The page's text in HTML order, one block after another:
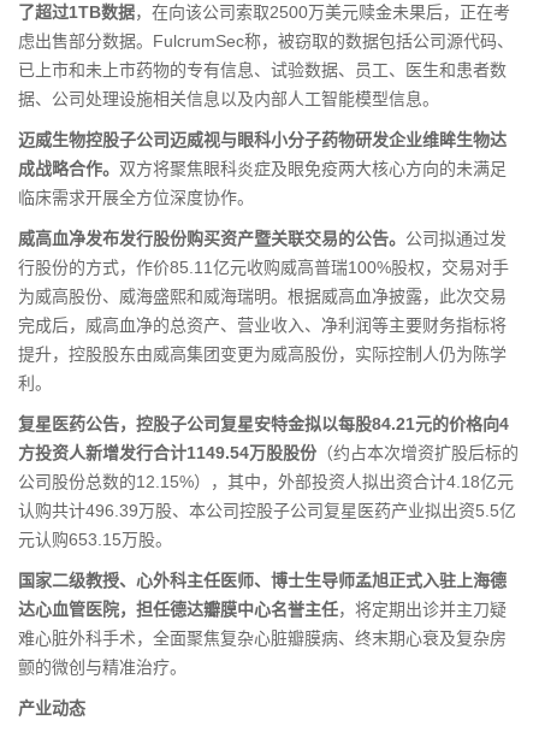
了超过1TB数据，在向该公司索取2500万美元赎金未果后，正在考
虑出售部分数据。FulcrumSec称，被窃取的数据包括公司源代码、
已上市和未上市药物的专有信息、试验数据、员工、医生和患者数
据、公司处理设施相关信息以及内部人工智能模型信息。
迈威生物控股子公司迈威视与眼科小分子药物研发企业维眸生物达
成战略合作。 双方将聚焦眼科炎症及眼免疫两大核心方向的未满足
临床需求开展全方位深度协作。
威高血净发布发行股份购买资产暨关联交易的公告。 公司拟通过发
行股份的方式，作价85.11亿元收购威高普瑞100%股权，交易对手
为威高股份、威海盛熙和威海瑞明。根据威高血净披露，此次交易
完成后，威高血净的总资产、营业收入、净利润等主要财务指标将
提升，控股股东由威高集团变更为威高股份，实际控制人仍为陈学
利。
复星医药公告，控股子公司复星安特金拟以每股84.21元的价格向4
方投资人新增发行合计1149.54万股股份 （约占本次增资扩股后标的
公司股份总数的12.15%），其中，外部投资人拟出资合计4.18亿元
认购共计496.39万股、本公司控股子公司复星医药产业拟出资5.5亿
元认购653.15万股。
国家二级教授、心外科主任医师、博士生导师孟旭正式入驻上海德
达心血管医院，担任德达瓣膜中心名誉主任，将定期出诊并主刀疑
难心脏外科手术，全面聚焦复杂心脏瓣膜病、终末期心衰及复杂房
颤的微创与精准治疗。
产业动态